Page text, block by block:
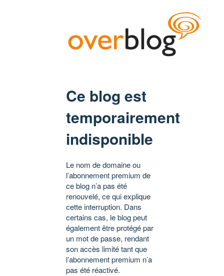
Ce blog est
temporairement
indisponible
Le nom de domaine ou
l’abonnement premium de
ce blog n’a pas été
renouvelé, ce qui explique
cette interruption. Dans
certains cas, le blog peut
également être protégé par
un mot de passe, rendant
son accès limité tant que
l’abonnement premium n’a
pas été réactivé.